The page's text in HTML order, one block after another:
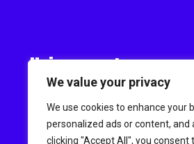
We value your privacy
We use cookies to enhance your
personalized ads or content, and
clicking "Accept All", you consent
Uniquement en